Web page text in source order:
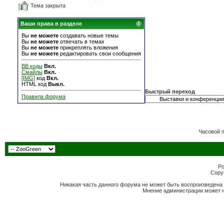
Тема закрыта
Ваши права в разделе
Вы не можете создавать новые темы
Вы не можете отвечать в темах
Вы не можете прикреплять вложения
Вы не можете редактировать свои сообщения
BB коды Вкл.
Смайлы Вкл.
[IMG] код Вкл.
HTML код Выкл.
Правила форума
Быстрый переход
Часовой
Никакая часть данного форума не может быть
Мнение администрации может